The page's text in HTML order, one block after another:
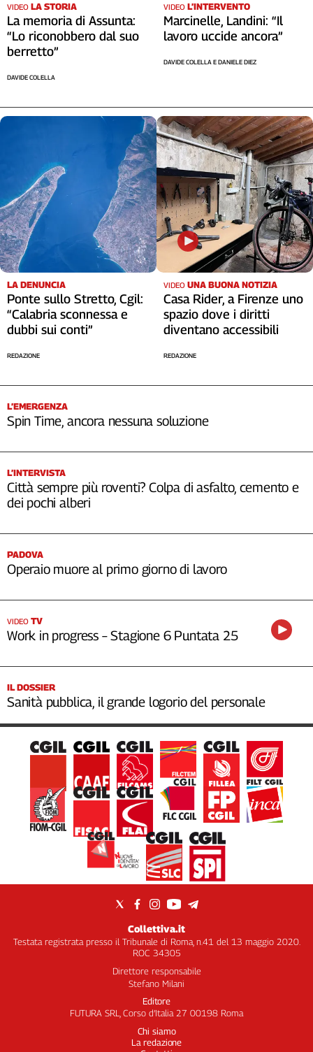
VIDEO LA STORIA
La memoria di Assunta:
“Lo riconobbero dal suo
berretto”
DAVIDE COLELLA
VIDEO L’INTERVENTO
Marcinelle, Landini: “Il
lavoro uccide ancora”
DAVIDE COLELLA E DANIELE DIEZ
LA DENUNCIA
Ponte sullo Stretto, Cgil:
“Calabria sconnessa e
dubbi sui conti”
REDAZIONE
VIDEO UNA BUONA NOTIZIA
Casa Rider, a Firenze uno
spazio dove i diritti
diventano accessibili
REDAZIONE
L’EMERGENZA
Spin Time, ancora nessuna soluzione
L’INTERVISTA
Città sempre più roventi? Colpa di asfalto, cemento e
dei pochi alberi
PADOVA
Operaio muore al primo giorno di lavoro
VIDEO TV
Work in progress – Stagione 6 Puntata 25
IL DOSSIER
Sanità pubblica, il grande logorio del personale
Collettiva.it
Testata registrata presso il Tribunale di Roma, n.41 del 13 maggio 2020.
ROC 34305
Direttore responsabile
Stefano Milani
Editore
FUTURA SRL, Corso d’Italia 27 00198 Roma
Chi siamo
La redazione